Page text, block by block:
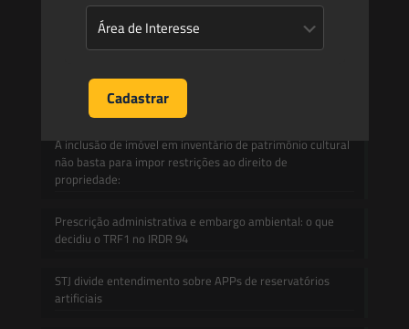
Mudanças climáticas, risco operacional e a relevância do
Plano Clima 2026 para as hidrelétricas
A inclusão de imóvel em inventário de patrimônio cultural
não basta para impor restrições ao direito de
propriedade:
Prescrição administrativa e embargo ambiental: o que
decidiu o TRF1 no IRDR 94
STJ divide entendimento sobre APPs de reservatórios
artificiais